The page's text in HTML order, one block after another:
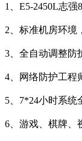
1、E5-2450L志强
2、标准机房环境
3、全自动调整防
4、网络防护工程
5、7*24小时系统
6、游戏、棋牌、